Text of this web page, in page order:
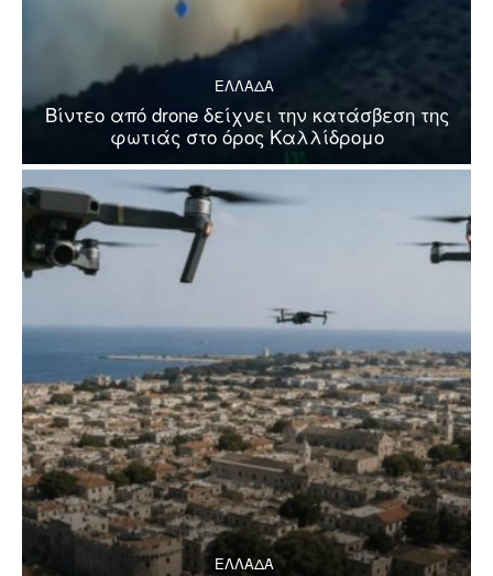
ΕΛΛΑΔΑ
Βίντεο από drone δείχνει την κατάσβεση της
φωτιάς στο όρος Καλλίδρομο
ΕΛΛΑΔΑ